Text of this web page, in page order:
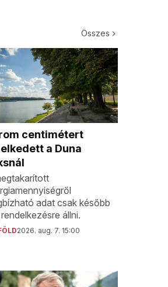
Összes
centimétert
a Duna
adat csak később
állni.
2026. aug. 7. 15:00